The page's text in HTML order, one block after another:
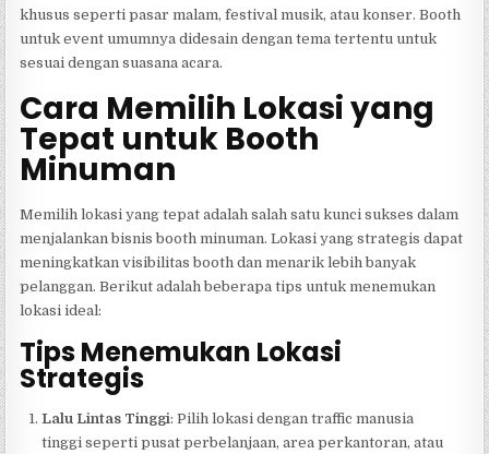
khusus seperti pasar malam, festival musik, atau konser. Booth
untuk event umumnya didesain dengan tema tertentu untuk
sesuai dengan suasana acara.
Cara Memilih Lokasi yang
Tepat untuk Booth
Minuman
Memilih lokasi yang tepat adalah salah satu kunci sukses dalam
menjalankan bisnis booth minuman. Lokasi yang strategis dapat
meningkatkan visibilitas booth dan menarik lebih banyak
pelanggan. Berikut adalah beberapa tips untuk menemukan
lokasi ideal:
Tips Menemukan Lokasi
Strategis
Lalu Lintas Tinggi: Pilih lokasi dengan traffic manusia
tinggi seperti pusat perbelanjaan, area perkantoran, atau